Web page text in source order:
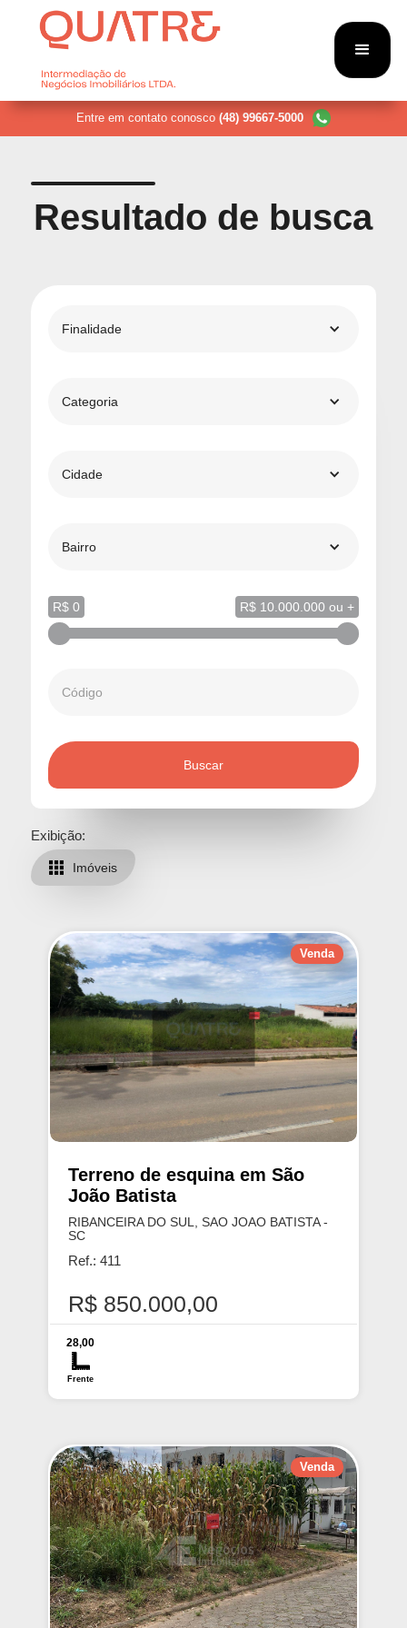
Entre em contato conosco (48) 99667-5000
Resultado de busca
Finalidade
Categoria
Cidade
Bairro
R$ 0 R$ 10.000.000 ou +
Exibição:
Imóveis
Venda
Terreno de esquina em São
João Batista
RIBANCEIRA DO SUL, SAO JOAO BATISTA -
SC
Ref.: 411
R$ 850.000,00
28,00
Frente
Venda